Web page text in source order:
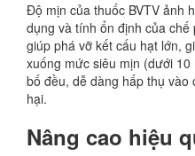
Độ mịn của thuốc BVTV ảnh
dụng và tính ổn định của
giúp phá vỡ kết cấu hạt lớn,
xuống mức siêu mịn (dưới
bố đều, dễ dàng hấp thụ
hại.
Nâng cao hiệu